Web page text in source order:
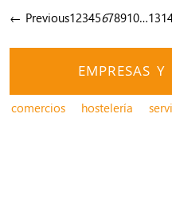
← Previous12345678910…13
EMPRESAS
comercios hostelería